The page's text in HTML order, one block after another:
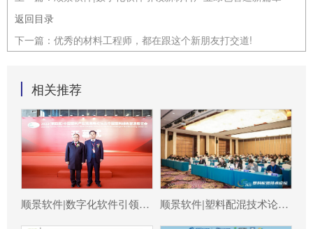
返回目录
下一篇： 优秀的材料工程师，都在跟这个新朋友打交道!
相关推荐
顺景软件|数字化软件引领新材料产业绿色智造新篇章 顺景软件|塑料配混技术论坛上展示数字化的力量